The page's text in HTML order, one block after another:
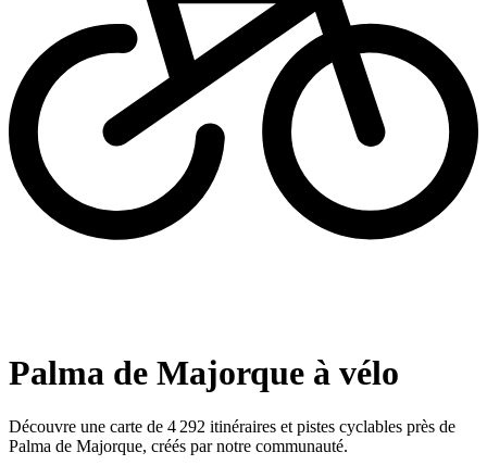
Palma de Majorque à vélo
Découvre une carte de 4 292 itinéraires et pistes cyclables près de
Palma de Majorque, créés par notre communauté.